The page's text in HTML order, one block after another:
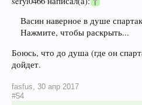
Васин наверное в душе
Нажмите, чтобы раскрыть...
Боюсь, что до душа (где он
дойдет.
fasfus
30 апр 2017
#54